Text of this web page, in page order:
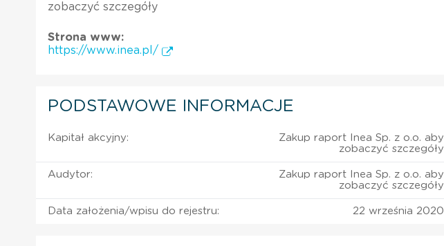
zobaczyć szczegóły
Strona www:
https://www.inea.pl/
PODSTAWOWE INFORMACJE
Kapitał akcyjny:
Zakup raport Inea Sp. z o.o. aby
zobaczyć szczegóły
Audytor:
Zakup raport Inea Sp. z o.o. aby
zobaczyć szczegóły
Data założenia/wpisu do rejestru: 22 września 2020